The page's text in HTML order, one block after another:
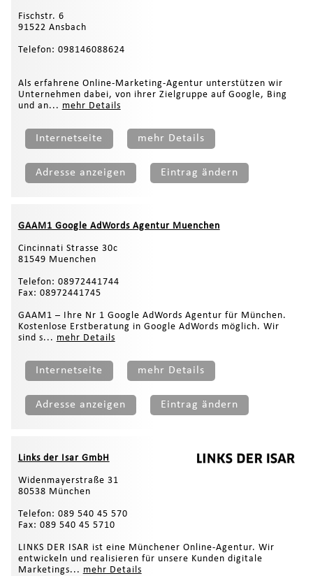
Fischstr. 6
91522 Ansbach
Telefon: 098146088624
Als erfahrene Online-Marketing-Agentur unterstützen wir
Unternehmen dabei, von ihrer Zielgruppe auf Google, Bing
und an... mehr Details
Internetseite mehr Details
Adresse anzeigen Eintrag ändern
GAAM1 Google AdWords Agentur Muenchen
Cincinnati Strasse 30с
81549 Muenchen
Telefon: 08972441744
Fax: 08972441745
GAAM1 – Ihre Nr 1 Google AdWords Agentur für München.
Kostenlose Erstberatung in Google AdWords möglich. Wir
sind s... mehr Details
Internetseite mehr Details
Adresse anzeigen Eintrag ändern
Links der Isar GmbH
Widenmayerstraße 31
80538 München
Telefon: 089 540 45 570
Fax: 089 540 45 5710
LINKS DER ISAR ist eine Münchener Online-Agentur. Wir
entwickeln und realisieren für unsere Kunden digitale
Marketings... mehr Details